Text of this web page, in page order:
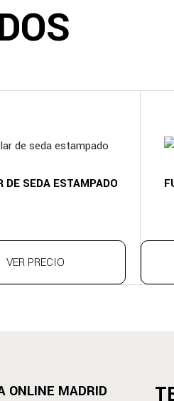
DE SEDA ESTAMPADO
VER PRECIO
ONLINE MADRID